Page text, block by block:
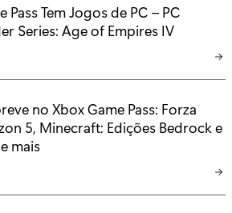
Pass Tem Jogos de PC – PC
Series: Age of Empires IV
no Xbox Game Pass: Forza
5, Minecraft: Edições Bedrock e
mais